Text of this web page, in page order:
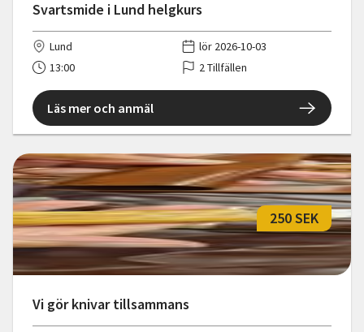
Svartsmide i Lund helgkurs
Lund
lör 2026-10-03
13:00
2 Tillfällen
Läs mer och anmäl
Vi gör knivar tillsammans
250 SEK